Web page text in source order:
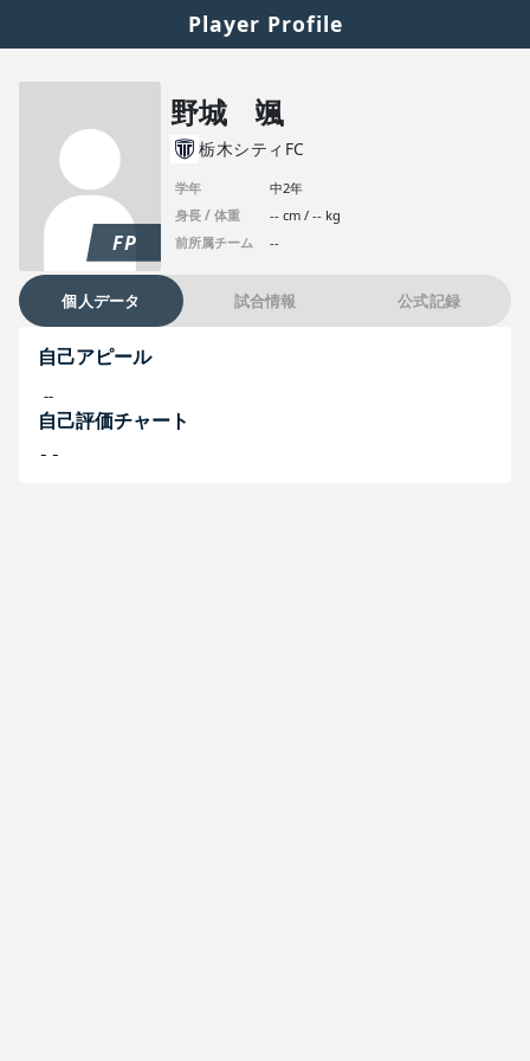
Player Profile
FP
野城 颯
栃木シティFC
学年
中2年
身長 / 体重
-- cm / -- kg
前所属チーム
--
個人データ 試合情報 公式記録
自己アピール
--
自己評価チャート
--